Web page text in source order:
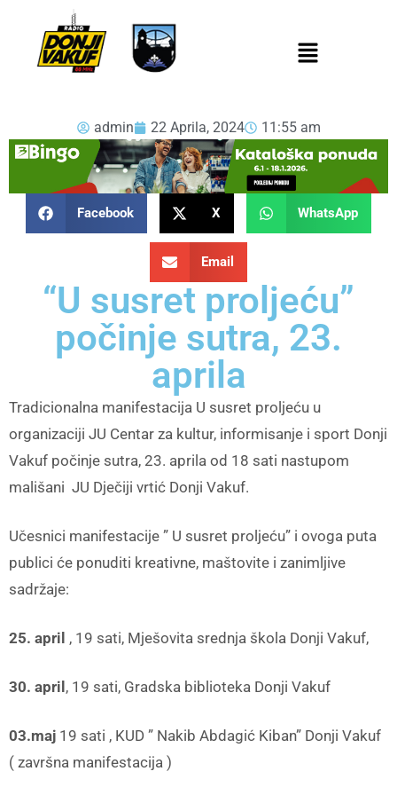
admin 22 Aprila, 2024 11:55 am
Facebook X WhatsApp
Email
“U susret proljeću”
počinje sutra, 23.
aprila
Tradicionalna manifestacija U susret proljeću u
organizaciji JU Centar za kultur, informisanje i sport Donji
Vakuf počinje sutra, 23. aprila od 18 sati nastupom
mališani JU Dječiji vrtić Donji Vakuf.
Učesnici manifestacije ” U susret proljeću” i ovoga puta
publici će ponuditi kreativne, maštovite i zanimljive
sadržaje:
25. april , 19 sati, Mješovita srednja škola Donji Vakuf,
30. april, 19 sati, Gradska biblioteka Donji Vakuf
03.maj 19 sati , KUD ” Nakib Abdagić Kiban” Donji Vakuf
( završna manifestacija )